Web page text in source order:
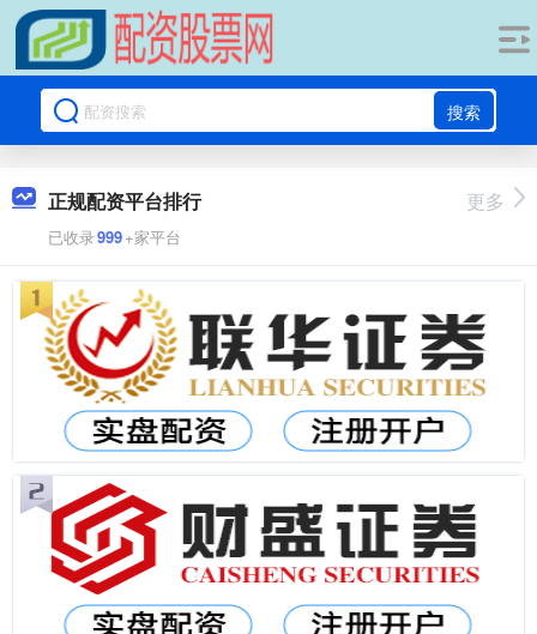
搜索
正规配资平台排行
已收录999+家平台
更多